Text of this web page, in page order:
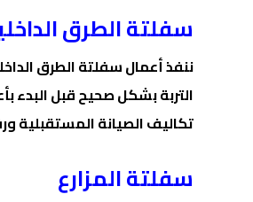
سفلتة الطرق
ننفذ أعمال سفلتة الطرق
التربة بشكل صحيح قبل البدء
تكاليف الصيانة المستقبلية
سفلتة المزارع